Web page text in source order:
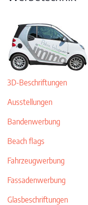
3D-Beschriftungen
Ausstellungen
Bandenwerbung
Beach flags
Fahrzeugwerbung
Fassadenwerbung
Glasbeschriftungen